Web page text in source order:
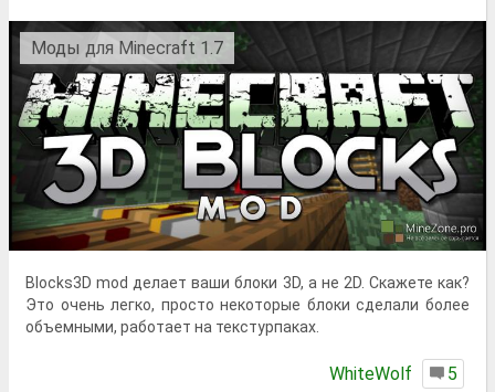
Моды для Minecraft 1.7
Blocks3D mod делает ваши блоки 3D, а не 2D. Скажете как?
Это очень легко, просто некоторые блоки сделали более
объемными, работает на текстурпаках.
WhiteWolf 5